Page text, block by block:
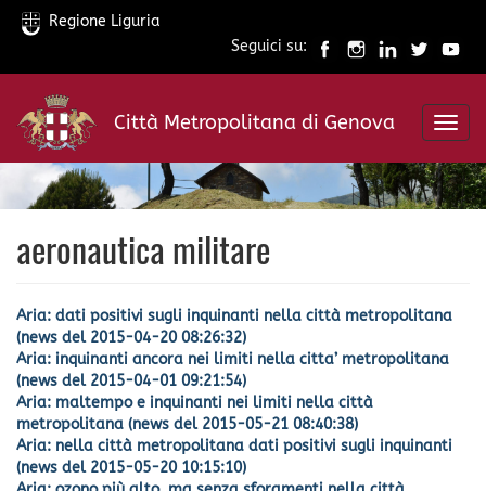
Salta
contenuto
principale
Regione Liguria
Seguici su:
Città Metropolitana di Genova
aeronautica militare
Aria: dati positivi sugli inquinanti nella città metropolitana
(news del 2015-04-20 08:26:32)
Aria: inquinanti ancora nei limiti nella citta’ metropolitana
(news del 2015-04-01 09:21:54)
Aria: maltempo e inquinanti nei limiti nella città
metropolitana (news del 2015-05-21 08:40:38)
Aria: nella città metropolitana dati positivi sugli inquinanti
(news del 2015-05-20 10:15:10)